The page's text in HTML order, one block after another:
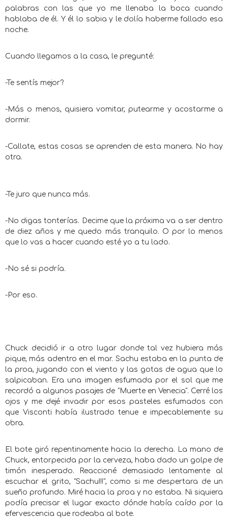
palabras con las que yo me llenaba la boca cuando
hablaba de él. Y él lo sabia y le dolía haberme fallado esa
noche.
Cuando llegamos a la casa, le pregunté:
-Te sentís mejor?
-Más o menos, quisiera vomitar, putearme y acostarme a
dormir.
-Callate, estas cosas se aprenden de esta manera. No hay
otra.
-Te juro que nunca más.
-No digas tonterías. Decime que la próxima va a ser dentro
de diez años y me quedo más tranquilo. O por lo menos
que lo vas a hacer cuando esté yo a tu lado.
-No sé si podría.
-Por eso.
Chuck decidió ir a otro lugar donde tal vez hubiera más
pique, más adentro en el mar. Sachu estaba en la punta de
la proa, jugando con el viento y las gotas de agua que lo
salpicaban. Era una imagen esfumada por el sol que me
recordó a algunos pasajes de "Muerte en Venecia". Cerré los
ojos y me dejé invadir por esos pasteles esfumados con
que Visconti había ilustrado tenue e impecablemente su
obra.
El bote giró repentinamente hacia la derecha. La mano de
Chuck, entorpecida por la cerveza, haba dado un golpe de
timón inesperado. Reaccioné demasiado lentamente al
escuchar el grito, "Sachu!!!", como si me despertara de un
sueño profundo. Miré hacia la proa y no estaba. Ni siquiera
podía precisar el lugar exacto dónde había caído por la
efervescencia que rodeaba al bote.